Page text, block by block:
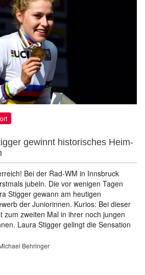
gewinnt historisches Heim-
Bei der Rad-WM in Innsbruck
jubeln. Die vor wenigen Tagen
Stigger gewann am heutigen
der Juniorinnen. Kurios: Bei dieser
zum zweiten Mal in ihrer noch jungen
Laura Stigger gelingt die Sensation
Behringer